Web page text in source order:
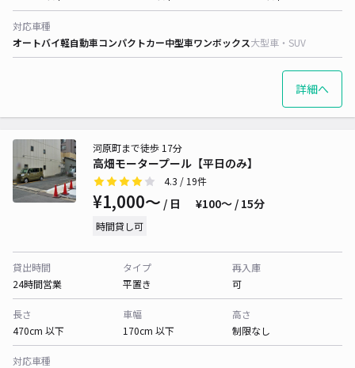
対応車種
オートバイ軽自動車コンパクトカー中型車ワンボックス大型車・SUV
詳細へ
高畑モータープール【平日のみ】
河原町まで徒歩 17分
4.3 / 19件
¥1,000〜 / 日 ¥100〜 / 15分
時間貸し可
貸出時間
24時間営業
タイプ
平置き
再入庫
可
長さ
470cm 以下
車幅
170cm 以下
高さ
制限なし
対応車種